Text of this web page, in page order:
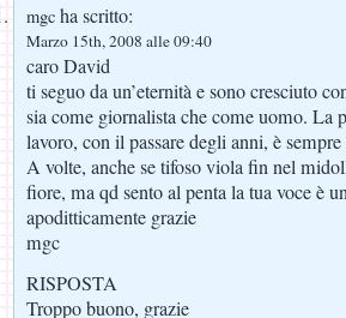
mgc ha scritto:
Marzo 15th, 2008 alle 09:40
caro David
ti seguo da un’eternità e sono cresciuto
sia come giornalista che come uomo. La
lavoro, con il passare degli anni, è
A volte, anche se tifoso viola fin nel
fiore, ma qd sento al penta la tua voce è
apoditticamente grazie
mgc
RISPOSTA
Troppo buono, grazie